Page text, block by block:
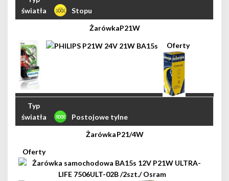
Stopu
P21W
Postojowe tylne
P21/4W